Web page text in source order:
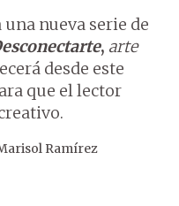
nueva serie de
, arte
desde este
que el lector
Ramírez